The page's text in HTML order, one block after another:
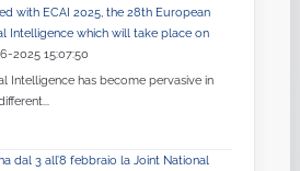
with ECAI 2025, the 28th European
Intelligence which will take place on
2025 15:07:50
Intelligence has become pervasive in
dal 3 all’8 febbraio la Joint National